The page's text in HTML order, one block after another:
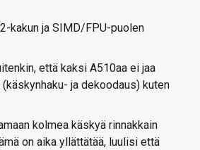
kakun ja SIMD/FPU-puolen
että kaksi A510aa ei jaa
(käskynhaku- ja dekoodaus) kuten
kolmea käskyä rinnakkain
on aika yllättätää, luulisi että